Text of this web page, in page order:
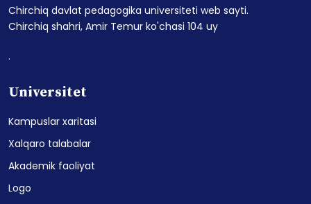
Chirchiq davlat pedagogika universiteti web sayti.
Chirchiq shahri, Amir Temur ko'chasi 104 uy
.
Universitet
Kampuslar xaritasi
Xalqaro talabalar
Akademik faoliyat
Logo